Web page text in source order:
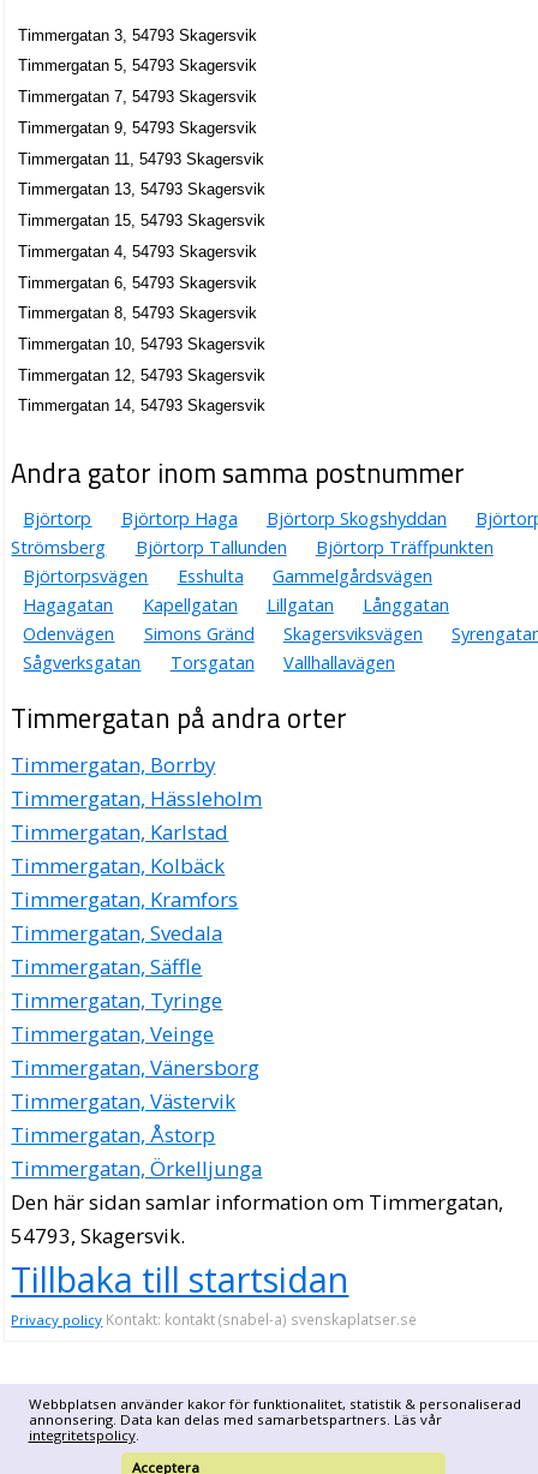
Webbplatsen använder kakor för funktionalitet, statistik & personaliserad
annonsering. Data kan delas med samarbetspartners. Läs vår
integritetspolicy.
Acceptera
Timmergatan 3, 54793 Skagersvik
Timmergatan 5, 54793 Skagersvik
Timmergatan 7, 54793 Skagersvik
Timmergatan 9, 54793 Skagersvik
Timmergatan 11, 54793 Skagersvik
Timmergatan 13, 54793 Skagersvik
Timmergatan 15, 54793 Skagersvik
Timmergatan 4, 54793 Skagersvik
Timmergatan 6, 54793 Skagersvik
Timmergatan 8, 54793 Skagersvik
Timmergatan 10, 54793 Skagersvik
Timmergatan 12, 54793 Skagersvik
Timmergatan 14, 54793 Skagersvik
Andra gator inom samma postnummer
Björtorp Björtorp Haga Björtorp Skogshyddan
Strömsberg
Björtorp Tallunden
Björtorp Träffpunkten
Björtorpsvägen
Esshulta
Gammelgårdsvägen
Hagagatan
Kapellgatan Lillgatan
Långgatan
Odenvägen
Simons Gränd Skagersviksvägen
Sågverksgatan
Torsgatan Vallhallavägen
Timmergatan på andra orter
Timmergatan, Borrby
Timmergatan, Hässleholm
Timmergatan, Karlstad
Timmergatan, Kolbäck
Timmergatan, Kramfors
Timmergatan, Svedala
Timmergatan, Säffle
Timmergatan, Tyringe
Timmergatan, Veinge
Timmergatan, Vänersborg
Timmergatan, Västervik
Timmergatan, Åstorp
Timmergatan, Örkelljunga
Den här sidan samlar information om Timmergatan,
54793, Skagersvik.
Tillbaka till startsidan
Privacy policy Kontakt: kontakt (snabel-a) svenskaplatser.se